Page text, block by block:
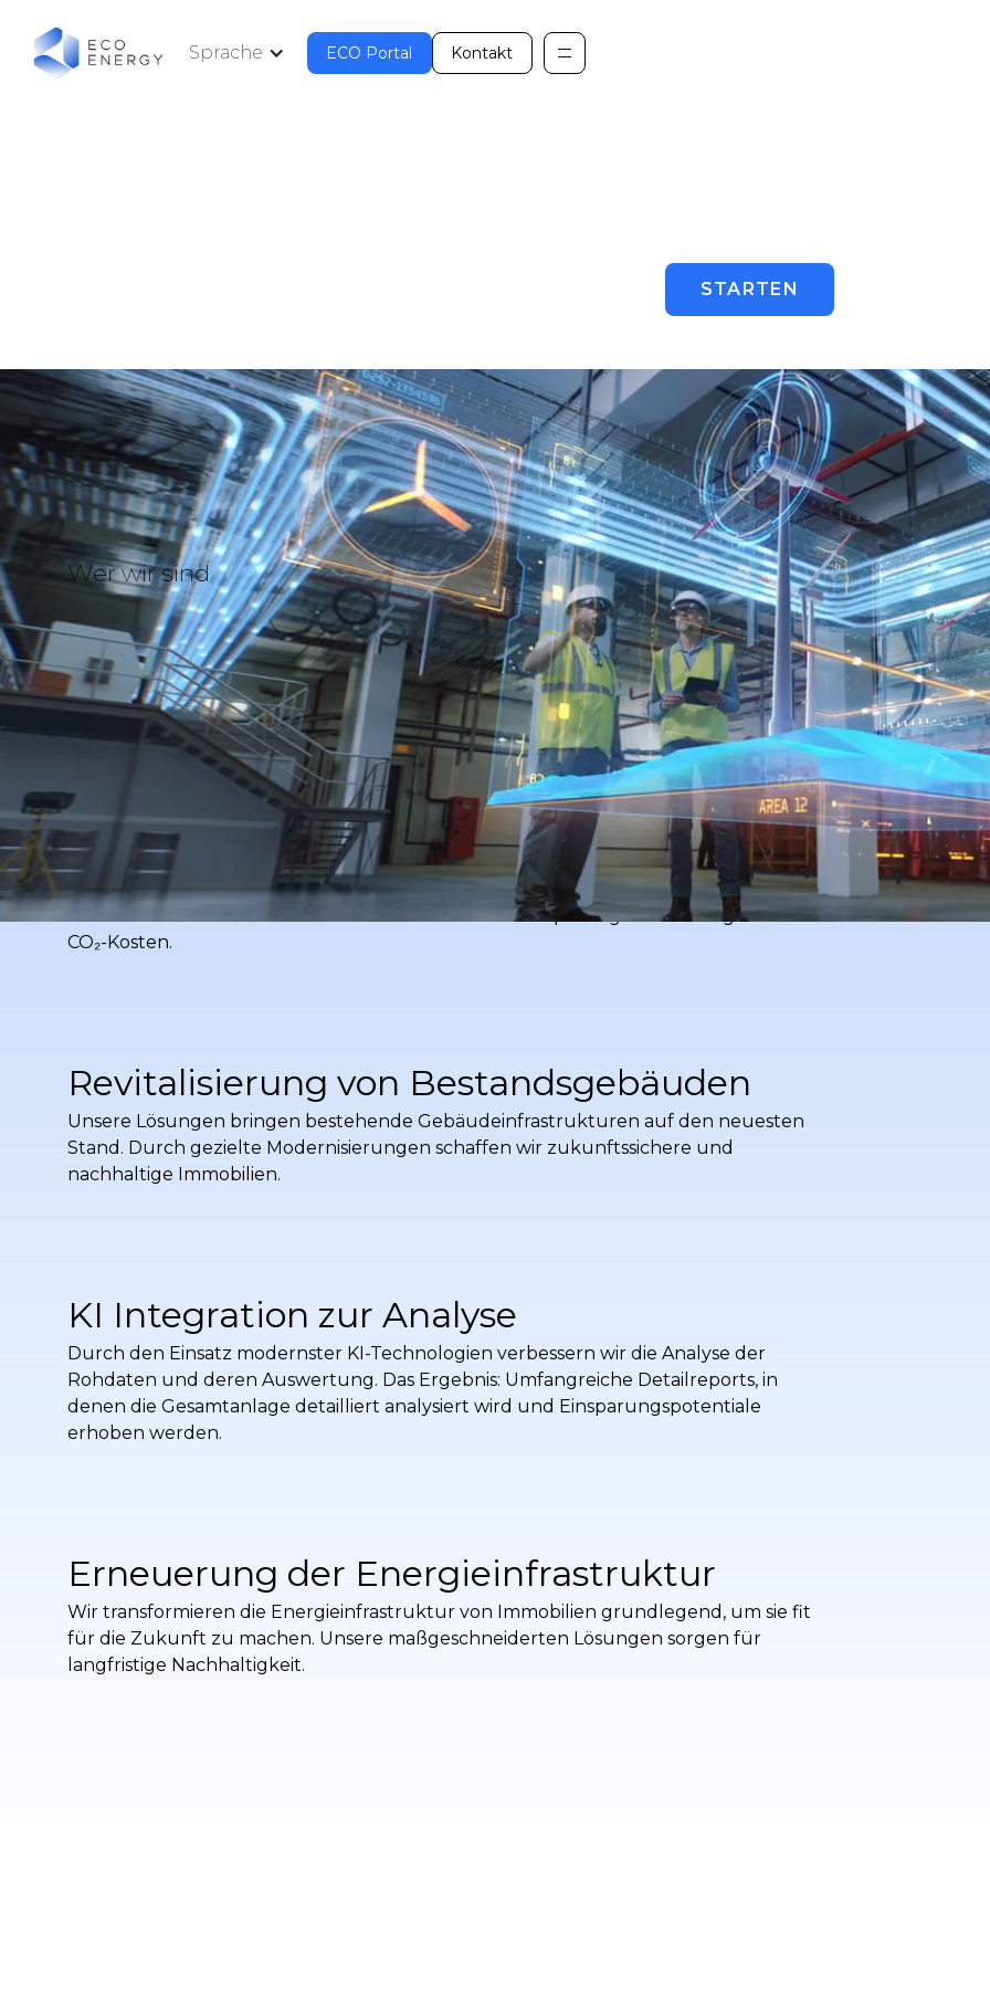
Sprache
ECO Portal
ECO Portal
Kontakt
Kontakt
STARTEN
Wer wir sind
Energieoptimierung für mehr Effizienz
Mit unseren Technologien senken wir den Energieverbrauch von Immobilien und
maximieren die Effizienz. So schaffen wir messbare Einsparungen bei Energie- und
CO₂-Kosten.
Revitalisierung von Bestandsgebäuden
Unsere Lösungen bringen bestehende Gebäudeinfrastrukturen auf den neuesten
Stand. Durch gezielte Modernisierungen schaffen wir zukunftssichere und
nachhaltige Immobilien.
KI Integration zur Analyse
Durch den Einsatz modernster KI-Technologien verbessern wir die Analyse der
Rohdaten und deren Auswertung. Das Ergebnis: Umfangreiche Detailreports, in
denen die Gesamtanlage detailliert analysiert wird und Einsparungspotentiale
erhoben werden.
Erneuerung der Energieinfrastruktur
Wir transformieren die Energieinfrastruktur von Immobilien grundlegend, um sie fit
für die Zukunft zu machen. Unsere maßgeschneiderten Lösungen sorgen für
langfristige Nachhaltigkeit.